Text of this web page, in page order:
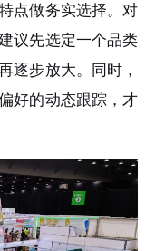
点做务实选择。对
议先选定一个品类
逐步放大。同时，
好的动态跟踪，才